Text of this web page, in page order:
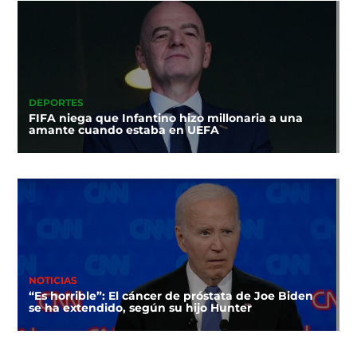
DEPORTES
FIFA niega que Infantino hizo millonaria a una
amante cuando estaba en UEFA
NOTICIAS
“Es horrible”: El cáncer de próstata de Joe Biden
se ha extendido, según su hijo Hunter